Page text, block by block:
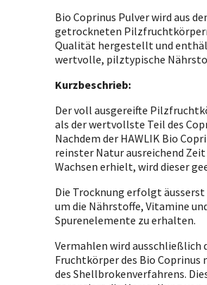
Bio Coprinus Pulver wird aus
getrockneten
Qualität hergestellt und
wertvolle, pilztypische
Kurzbeschrieb:
Der voll ausgereifte
als der wertvollste Teil des
Nachdem der HAWLIK Bio
reinster Natur ausreichend
Wachsen erhielt, wird dieser
Die Trocknung erfolgt äusserst
um die Nährstoffe, Vitamine
Spurenelemente zu erhalten.
Vermahlen wird ausschließlich
Fruchtkörper des Bio Coprinus
des Shellbrokenverfahrens.